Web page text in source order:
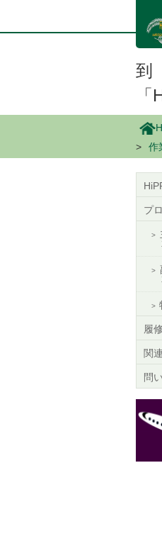
ン
動
作
プ
履
関
問